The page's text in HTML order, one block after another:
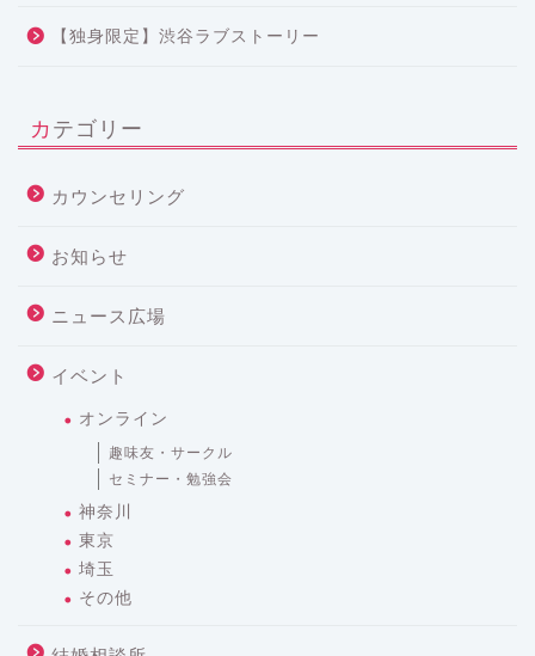
【独身限定】渋谷ラブストーリー
カテゴリー
カウンセリング
お知らせ
ニュース広場
イベント
オンライン
趣味友・サークル
セミナー・勉強会
神奈川
東京
埼玉
その他